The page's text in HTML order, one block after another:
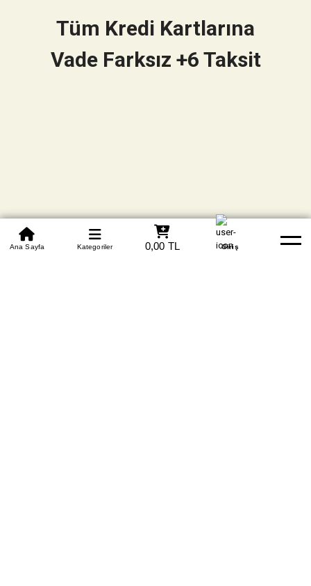
0850 305 09 70
Beden Tablosu Banka Hesapları Whatsapp Yardım
Ana Sayfa Kategoriler 0,00 TL Giriş
Tüm Kredi Kartlarına
Vade Farksız +6 Taksit